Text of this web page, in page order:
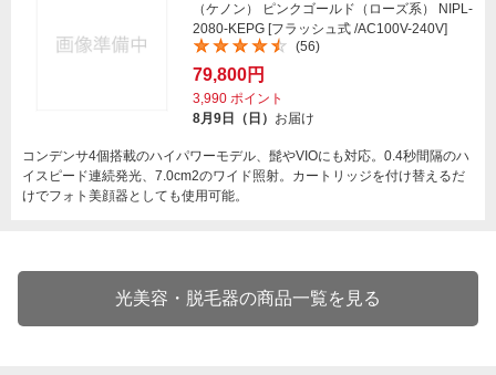
（ケノン） ピンクゴールド（ローズ系） NIPL-
2080-KEPG [フラッシュ式 /AC100V-240V]
(56)
79,800円
3,990 ポイント
8月9日（日） お届け
コンデンサ4個搭載のハイパワーモデル、髭やVIOにも対応。0.4秒間隔のハ
イスピード連続発光、7.0cm2のワイド照射。カートリッジを付け替えるだ
けでフォト美顔器としても使用可能。
光美容・脱毛器の商品一覧を見る